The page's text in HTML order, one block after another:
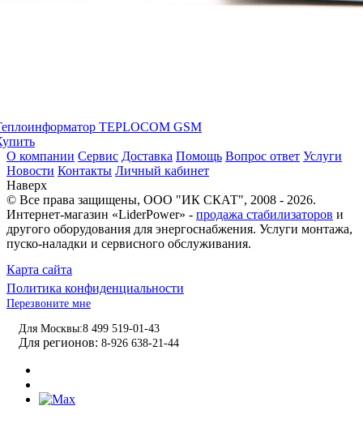
TEPLOCOM GSM
О компании Сервис Доставка Помощь Вопрос ответ Услуги
Новости Контакты Личный кабинет
Наверх
© Все права защищены, ООО "ИК СКАТ", 2008 - 2026.
Интернет-магазин «LiderPower» - продажа стабилизаторов и
другого оборудования для энергоснабжения. Услуги монтажа,
пуско-наладки и сервисного обслуживания.
Карта сайта
Политика конфиденциальности
Перезвоните мне
Для Москвы:8 499 519-01-43
Для регионов: 8-926 638-21-44